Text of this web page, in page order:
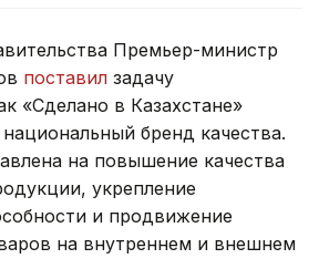
Премьер-министр
поставил задачу
«Сделано в Казахстане»
бренд качества.
на повышение качества
укрепление
и продвижение
на внутреннем и внешнем